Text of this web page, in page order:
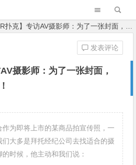
扑克】专访AV摄影师：为了一张封面，我要拍那么多照片！
摄影师：为了一张封面，
发表评论
为即将上市的某商品拍宣传照，一
大多是拜托经纪公司去找适合的摄
时候，他主动和我们说：